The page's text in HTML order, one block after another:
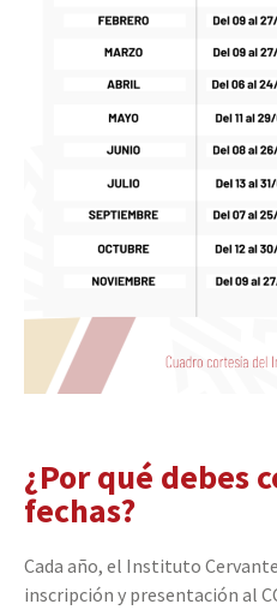
¿Por qué debes
fechas?
Cada año, el Instituto
inscripción y presentación al